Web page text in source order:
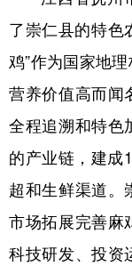
了崇仁县的特色
鸡”作为国家地
营养价值高而闻
全程追溯和特色
的产业链，建成
超和生鲜渠道。
市场拓展完善麻
科技研发、投资